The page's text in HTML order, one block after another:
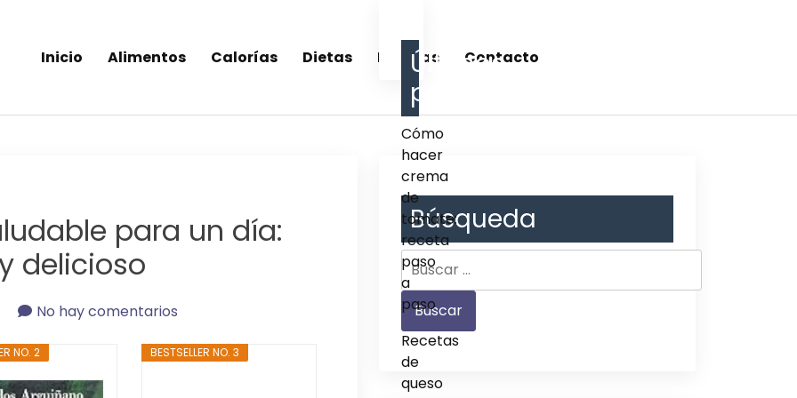
Inicio Alimentos Calorías Dietas Recetas Contacto
para un día:
delicioso
No hay comentarios
NO. 2 BESTSELLER NO. 3
Búsqueda
Últimos
post
Cómo
hacer
crema
de
tomate:
receta
paso
a
paso
Recetas
de
queso